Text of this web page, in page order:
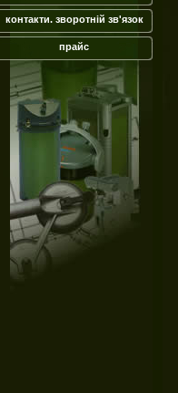
контакти. зворотній зв'язок
прайс